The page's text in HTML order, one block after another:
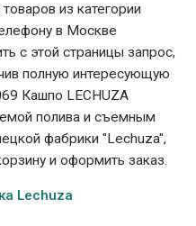
из категории
в Москве
с этой страницы запрос,
полную интересующую
Кашпо LECHUZA
полива и съемным
фабрики "Lechuza",
и оформить заказ.
Lechuza